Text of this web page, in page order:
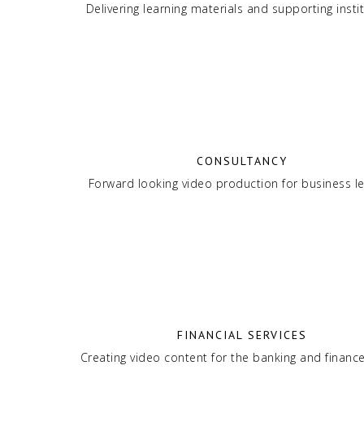
Delivering learning materials and supporting
CONSULTANCY
Forward looking video production for business
FINANCIAL SERVICES
Creating video content for the banking and